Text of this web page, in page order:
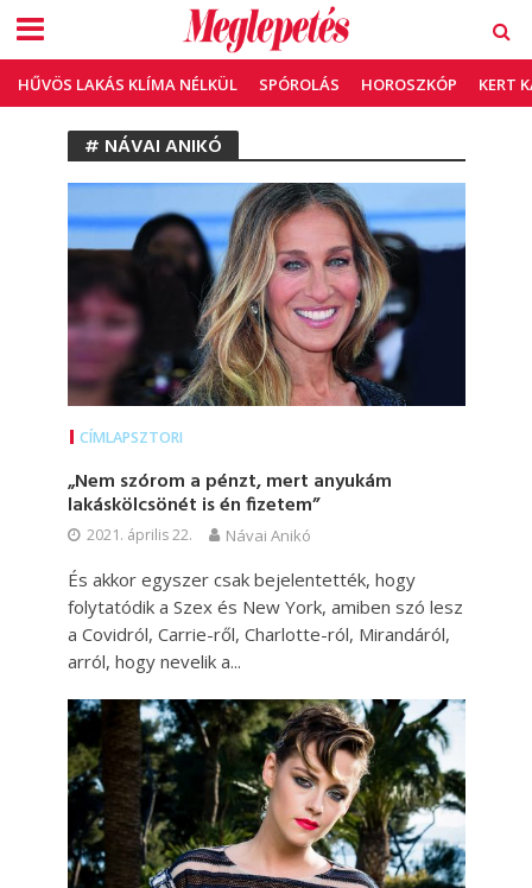
HŰVÖS LAKÁS KLÍMA NÉLKÜL SPÓROLÁS HOROSZKÓP KERT
# NÁVAI ANIKÓ
CÍMLAPSZTORI
„Nem szórom a pénzt, mert anyukám
lakáskölcsönét is én fizetem”
2021. április 22. Návai Anikó
És akkor egyszer csak bejelentették, hogy
folytatódik a Szex és New York, amiben szó lesz
a Covidról, Carrie-ről, Charlotte-ról, Mirandáról,
arról, hogy nevelik a...